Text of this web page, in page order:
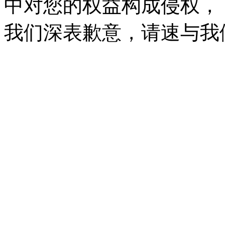
中对您的权益构成侵权，
我们深表歉意，请速与